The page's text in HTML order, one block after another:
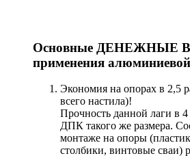
Основные ДЕНЕЖНЫЕ
применения
Экономия на опорах в 2,5
всего настила)!
Прочность данной лаги в
ДПК такого же размера.
монтаже на опоры
столбики, винтовые сваи)